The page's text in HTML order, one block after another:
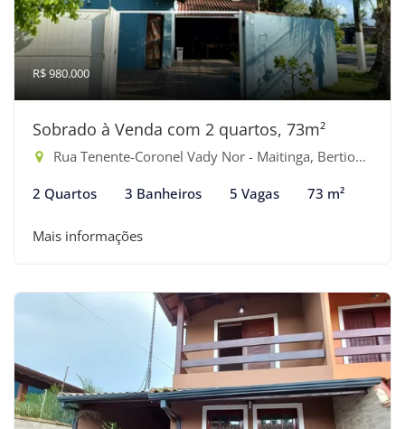
R$ 980.000
Sobrado à Venda com 2 quartos, 73m²
Rua Tenente-Coronel Vady Nor - Maitinga, Bertioga-SP
2 Quartos 3 Banheiros 5 Vagas 73 m²
Mais informações